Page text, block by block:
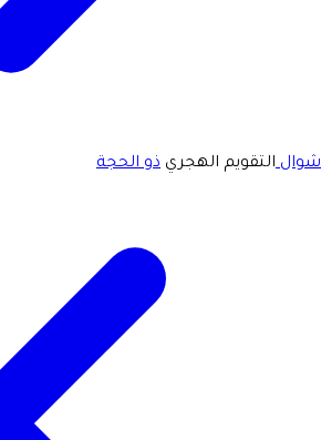
شوالالتقويم الهجري ذو الحجة